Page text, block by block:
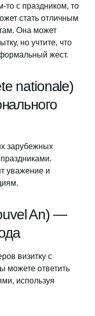
то с праздником, то
стать отличным
Она может
но учтите, что
жест.
nationale)
зарубежных
уважение и
An) —
визитку с
можете ответить
используя